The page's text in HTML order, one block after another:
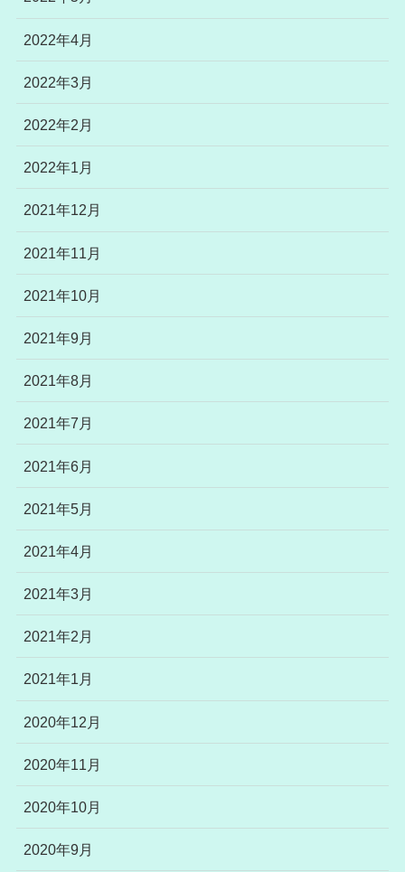
2022年4月
2022年3月
2022年2月
2022年1月
2021年12月
2021年11月
2021年10月
2021年9月
2021年8月
2021年7月
2021年6月
2021年5月
2021年4月
2021年3月
2021年2月
2021年1月
2020年12月
2020年11月
2020年10月
2020年9月